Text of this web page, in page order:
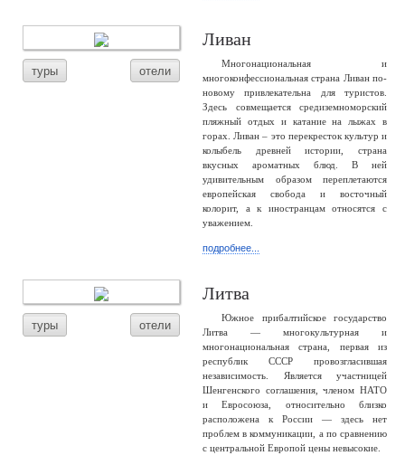
туры отели
Ливан
Многонациональная и
многоконфессиональная страна Ливан по-
новому привлекательна для туристов.
Здесь совмещается средиземноморский
пляжный отдых и катание на лыжах в
горах. Ливан – это перекресток культур и
колыбель древней истории, страна
вкусных ароматных блюд. В ней
удивительным образом переплетаются
европейская свобода и восточный
колорит, а к иностранцам относятся с
уважением.
подробнее...
туры отели
Литва
Южное прибалтийское государство
Литва — многокультурная и
многонациональная страна, первая из
республик СССР провозгласившая
независимость. Является участницей
Шенгенского соглашения, членом НАТО
и Евросоюза, относительно близко
расположена к России — здесь нет
проблем в коммуникации, а по сравнению
с центральной Европой цены невысокие.